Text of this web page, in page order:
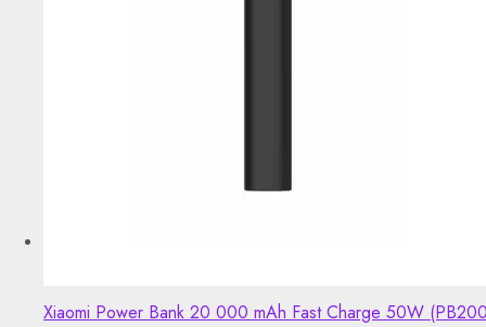
Xiaomi Power Bank 20 000 mAh Fast Charge 50W